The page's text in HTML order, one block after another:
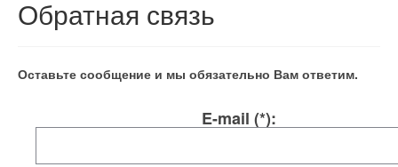
Обратная связь
Оставьте сообщение и мы обязательно Вам ответим.
E-mail (*):